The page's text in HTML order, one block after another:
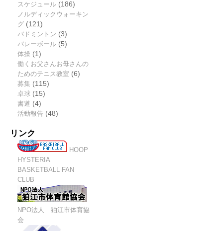
スケジュール(186)
ノルディックウォーキン
グ(121)
バドミントン (3)
バレーボール(5)
体操(1)
働くお父さんお母さんの
ためのテニス教室 (6)
募集 (115)
卓球 (15)
書道 (4)
活動報告(48)
リンク
HOOP
HYSTERIA
BASKETBALL FAN
CLUB
NPO法人 狛江市体育協
会